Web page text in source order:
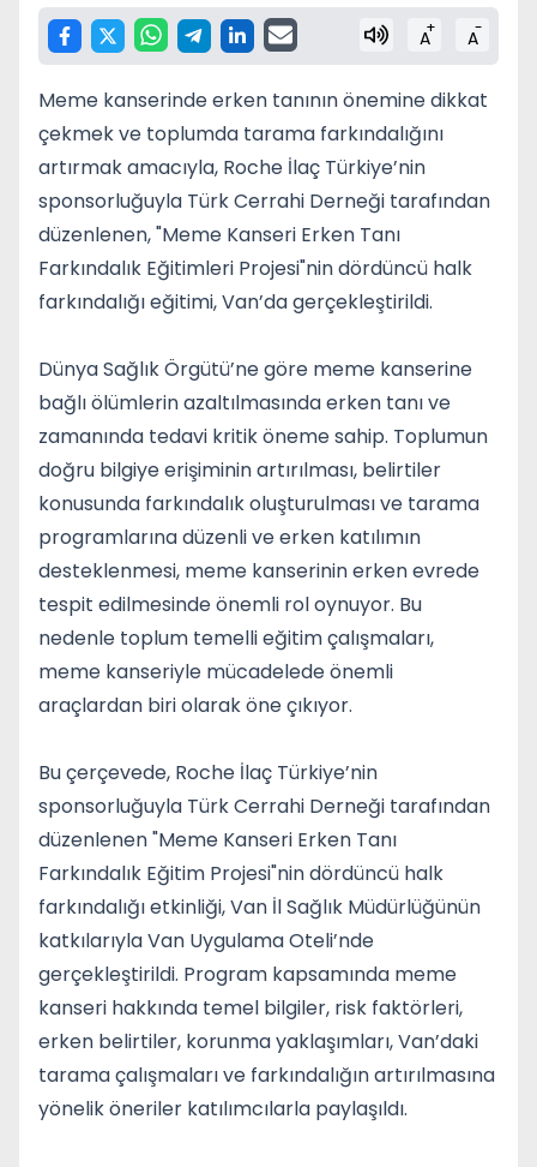
A+ A-
Meme kanserinde erken tanının önemine dikkat
çekmek ve toplumda tarama farkındalığını
artırmak amacıyla, Roche İlaç Türkiye’nin
sponsorluğuyla Türk Cerrahi Derneği tarafından
düzenlenen, "Meme Kanseri Erken Tanı
Farkındalık Eğitimleri Projesi"nin dördüncü halk
farkındalığı eğitimi, Van’da gerçekleştirildi.
Dünya Sağlık Örgütü’ne göre meme kanserine
bağlı ölümlerin azaltılmasında erken tanı ve
zamanında tedavi kritik öneme sahip. Toplumun
doğru bilgiye erişiminin artırılması, belirtiler
konusunda farkındalık oluşturulması ve tarama
programlarına düzenli ve erken katılımın
desteklenmesi, meme kanserinin erken evrede
tespit edilmesinde önemli rol oynuyor. Bu
nedenle toplum temelli eğitim çalışmaları,
meme kanseriyle mücadelede önemli
araçlardan biri olarak öne çıkıyor.
Bu çerçevede, Roche İlaç Türkiye’nin
sponsorluğuyla Türk Cerrahi Derneği tarafından
düzenlenen "Meme Kanseri Erken Tanı
Farkındalık Eğitim Projesi"nin dördüncü halk
farkındalığı etkinliği, Van İl Sağlık Müdürlüğünün
katkılarıyla Van Uygulama Oteli’nde
gerçekleştirildi. Program kapsamında meme
kanseri hakkında temel bilgiler, risk faktörleri,
erken belirtiler, korunma yaklaşımları, Van’daki
tarama çalışmaları ve farkındalığın artırılmasına
yönelik öneriler katılımcılarla paylaşıldı.